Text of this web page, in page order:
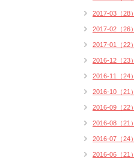
2017-03（28）
2017-02（26）
2017-01（22）
2016-12（23）
2016-11（24）
2016-10（21）
2016-09（22）
2016-08（21）
2016-07（24）
2016-06（21）